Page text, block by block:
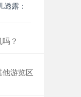
露：
？
游览区